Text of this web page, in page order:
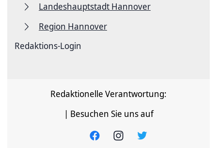
Landeshauptstadt Hannover
Region Hannover
Redaktions-Login
Redaktionelle Verantwortung:
| Besuchen Sie uns auf